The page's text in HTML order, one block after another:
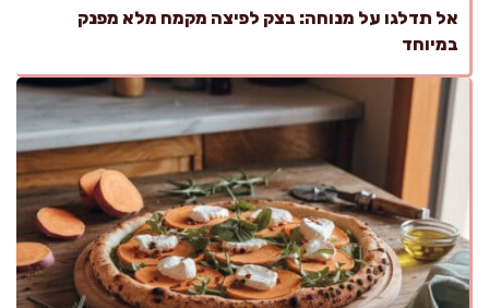
אל תדלגו על מנוחה: בצק לפיצה מקמח מלא מפנק
במיוחד